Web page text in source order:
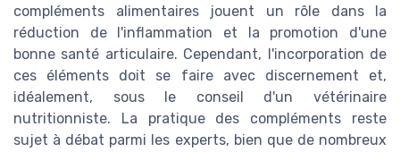
compléments alimentaires jouent un rôle dans la
réduction de l'inflammation et la promotion d'une
bonne santé articulaire. Cependant, l'incorporation de
ces éléments doit se faire avec discernement et,
idéalement, sous le conseil d'un vétérinaire
nutritionniste. La pratique des compléments reste
sujet à débat parmi les experts, bien que de nombreux